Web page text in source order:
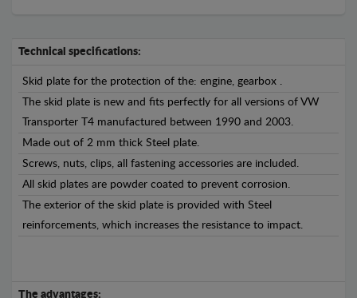
Technical specifications:
Skid plate for the protection of the: engine, gearbox .
The skid plate is new and fits perfectly for all versions of VW
Transporter T4 manufactured between 1990 and 2003.
Made out of 2 mm thick Steel plate.
Screws, nuts, clips, all fastening accessories are included.
All skid plates are powder coated to prevent corrosion.
The exterior of the skid plate is provided with Steel
reinforcements, which increases the resistance to impact.
The advantages: